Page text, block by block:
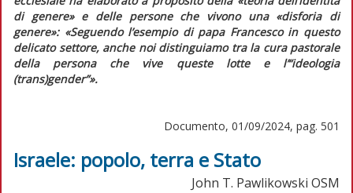
di genere» e delle persone che vivono una «disforia di
genere»: «Seguendo l’esempio di papa Francesco in questo
delicato settore, anche noi distinguiamo tra la cura pastorale
della persona che vive queste lotte e l’“ideologia
(trans)gender”».
Documento, 01/09/2024, pag. 501
Israele: popolo, terra e Stato
John T. Pawlikowski OSM